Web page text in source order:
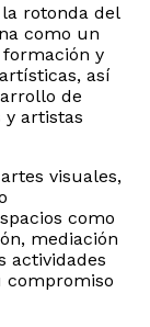
rotonda del
como un
y
así
de
y artistas
visuales,
como
mediación
actividades
compromiso